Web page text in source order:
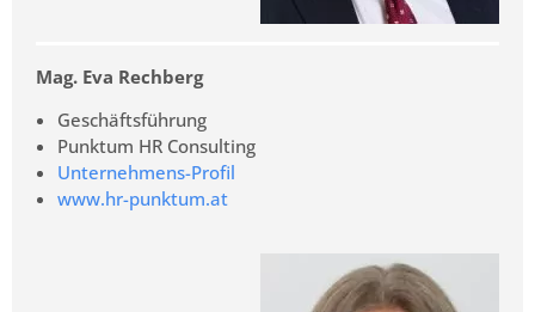
Mag. Eva Rechberg
Geschäftsführung
Punktum HR Consulting
Unternehmens-Profil
www.hr-punktum.at